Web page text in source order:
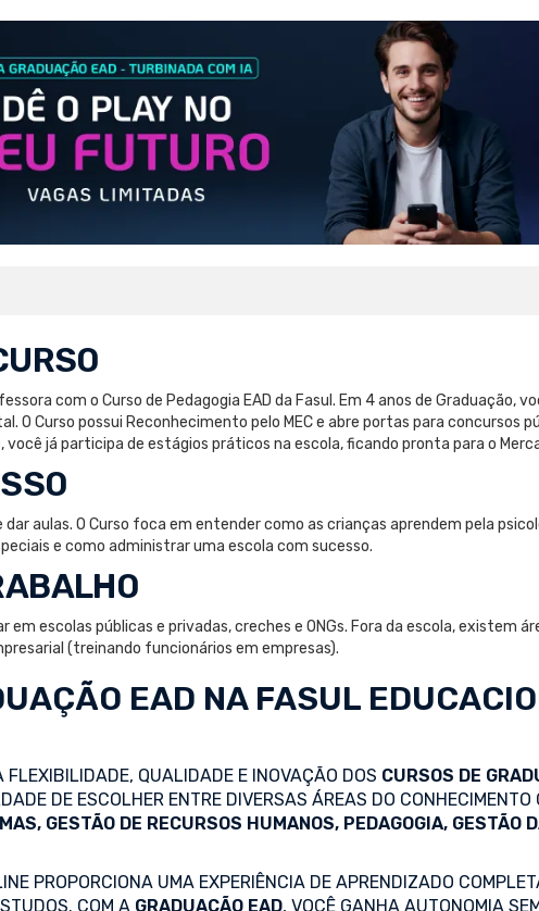
com o Curso de Pedagogia EAD da Fasul. Em 4 anos de Graduação,
O Curso possui Reconhecimento pelo MEC e abre portas para concursos
já participa de estágios práticos na escola, ficando pronta para o
aulas. O Curso foca em entender como as crianças aprendem pela
e como administrar uma escola com sucesso.
em escolas públicas e privadas, creches e ONGs. Fora da escola, existem
(treinando funcionários em empresas).
EAD NA FASUL
FLEXIBILIDADE, QUALIDADE E INOVAÇÃO DOS CURSOS DE
DE ESCOLHER ENTRE DIVERSAS ÁREAS DO CONHECIMENTO
GESTÃO DE RECURSOS HUMANOS, PEDAGOGIA, GESTÃO
PROPORCIONA UMA EXPERIÊNCIA DE APRENDIZADO
COM A GRADUAÇÃO EAD, VOCÊ GANHA AUTONOMIA